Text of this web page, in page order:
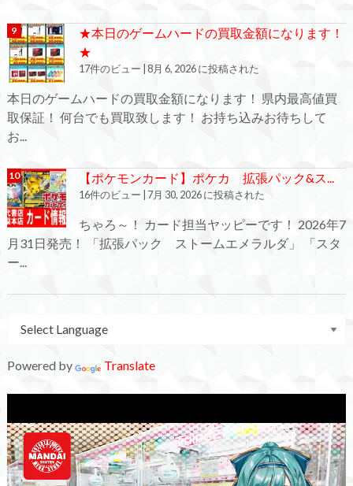
★本日のゲームハードの買取金額になります！
★
17件のビュー 8月 6, 2026 に投稿された
本日のゲームハードの買取金額になります！ 県内最高値買
取保証！ 何台でも買取致します！ お持ち込みお待ちして
お...
【ポケモンカード】ポケカ 拡張パック&ス...
16件のビュー 7月 30, 2026 に投稿された
ちゃろ～！ カード担当ヤッピーです！ 2026年7
月31日発売！ 「拡張パック ストームエメラルダ」 「スタ
ー...
Powered by Translate